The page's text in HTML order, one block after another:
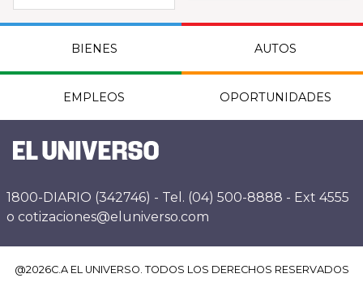
BIENES AUTOS
EMPLEOS OPORTUNIDADES
1800-DIARIO (342746) - Tel. (04) 500-8888 - Ext 4555
o cotizaciones@eluniverso.com
@2026C.A EL UNIVERSO. TODOS LOS DERECHOS RESERVADOS